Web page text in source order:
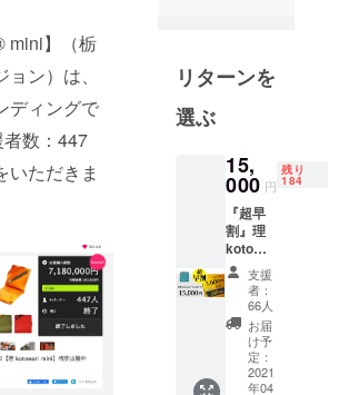
mini】（栃
ン）は、
ディングで
数：447
いただきま
す。
澤田 治美
（代表 兼 デ
ザイナー）
千葉大学工
学部工業意
匠科卒業
（学士）
レザーソム
【kotowari®
】シリーズ
リターンを
選ぶ
15,
000 円
残り
184
『超早
割』理
kotowa
ri®
mini（
全6色か
ら1つ選
択）
［一般
販売予
定価格
支援
者：
66人
お届
け予
定：
2021
年04